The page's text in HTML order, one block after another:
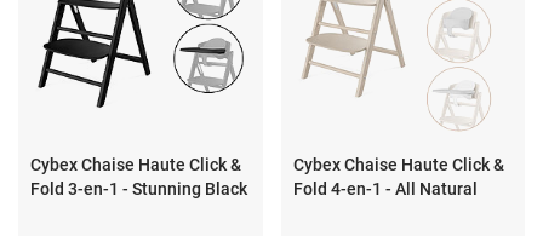
Cybex Chaise Haute Click &
Fold 3-en-1 - Stunning Black
Cybex Chaise Haute Click &
Fold 4-en-1 - All Natural